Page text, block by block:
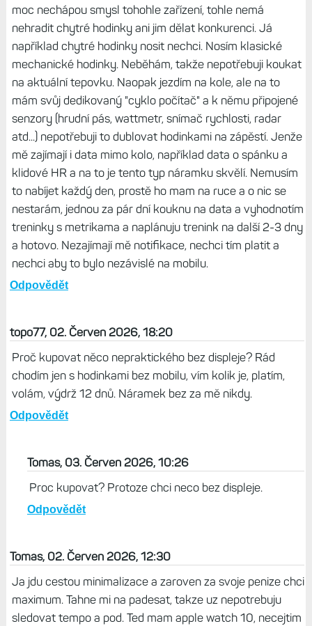
moc nechápou smysl tohohle zařízení, tohle nemá
nehradit chytré hodinky ani jim dělat konkurenci. Já
například chytré hodinky nosit nechci. Nosím klasické
mechanické hodinky. Neběhám, takže nepotřebuji koukat
na aktuální tepovku. Naopak jezdím na kole, ale na to
mám svůj dedikovaný "cyklo počítač" a k němu připojené
senzory (hrudní pás, wattmetr, snímač rychlosti, radar
atd...) nepotřebuji to dublovat hodinkami na zápěstí. Jenže
mě zajímají i data mimo kolo, například data o spánku a
klidové HR a na to je tento typ náramku skvělí. Nemusím
to nabíjet každý den, prostě ho mam na ruce a o nic se
nestarám, jednou za pár dní kouknu na data a vyhodnotím
treninky s metrikama a naplánuju trenink na další 2-3 dny
a hotovo. Nezajímají mě notifikace, nechci tím platit a
nechci aby to bylo nezávislé na mobilu.
Odpovědět
topo77, 02. Červen 2026, 18:20
Proč kupovat něco nepraktického bez displeje? Rád
chodím jen s hodinkami bez mobilu, vím kolik je, platím,
volám, výdrž 12 dnů. Náramek bez za mě nikdy.
Odpovědět
Tomas, 03. Červen 2026, 10:26
Proc kupovat? Protoze chci neco bez displeje.
Odpovědět
Tomas, 02. Červen 2026, 12:30
Ja jdu cestou minimalizace a zaroven za svoje penize chci
maximum. Tahne mi na padesat, takze uz nepotrebuju
sledovat tempo a pod. Ted mam apple watch 10, necejtim